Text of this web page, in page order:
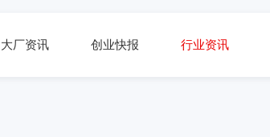
大厂资讯 创业快报 行业资讯